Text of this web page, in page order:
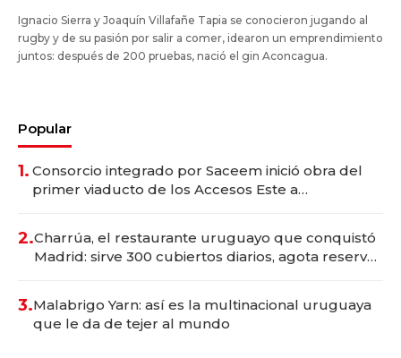
Ignacio Sierra y Joaquín Villafañe Tapia se conocieron jugando al
rugby y de su pasión por salir a comer, idearon un emprendimiento
juntos: después de 200 pruebas, nació el gin Aconcagua.
Popular
1. Consorcio integrado por Saceem inició obra del
primer viaducto de los Accesos Este a
2.Charrúa, el restaurante uruguayo que conquistó
Madrid: sirve 300 cubiertos diarios, agota reservas
3.Malabrigo Yarn: así es la multinacional uruguaya
que le da de tejer al mundo